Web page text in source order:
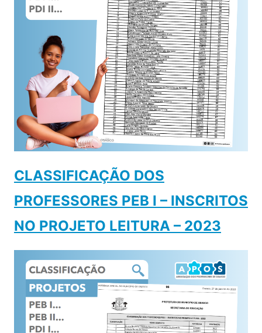
CLASSIFICAÇÃO DOS
PROFESSORES PEB I – INSCRITOS
NO PROJETO LEITURA – 2023